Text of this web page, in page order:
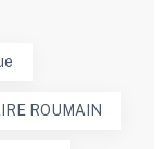
ROUMAIN